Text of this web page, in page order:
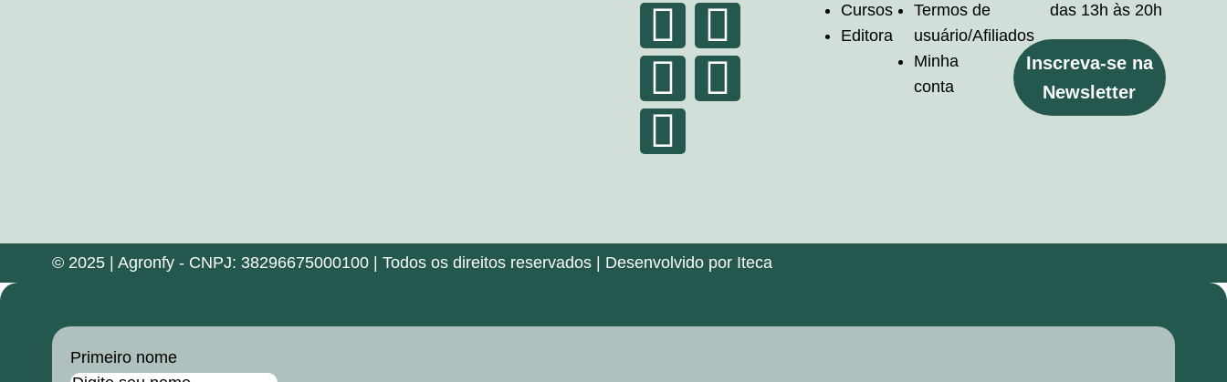
Cursos
Editora
Termos de
usuário/Afiliados
Minha
conta
das 13h às 20h
Inscreva-se na
Newsletter
© 2025 | Agronfy - CNPJ: 38296675000100 | Todos os direitos reservados | Desenvolvido por Iteca
Primeiro nome